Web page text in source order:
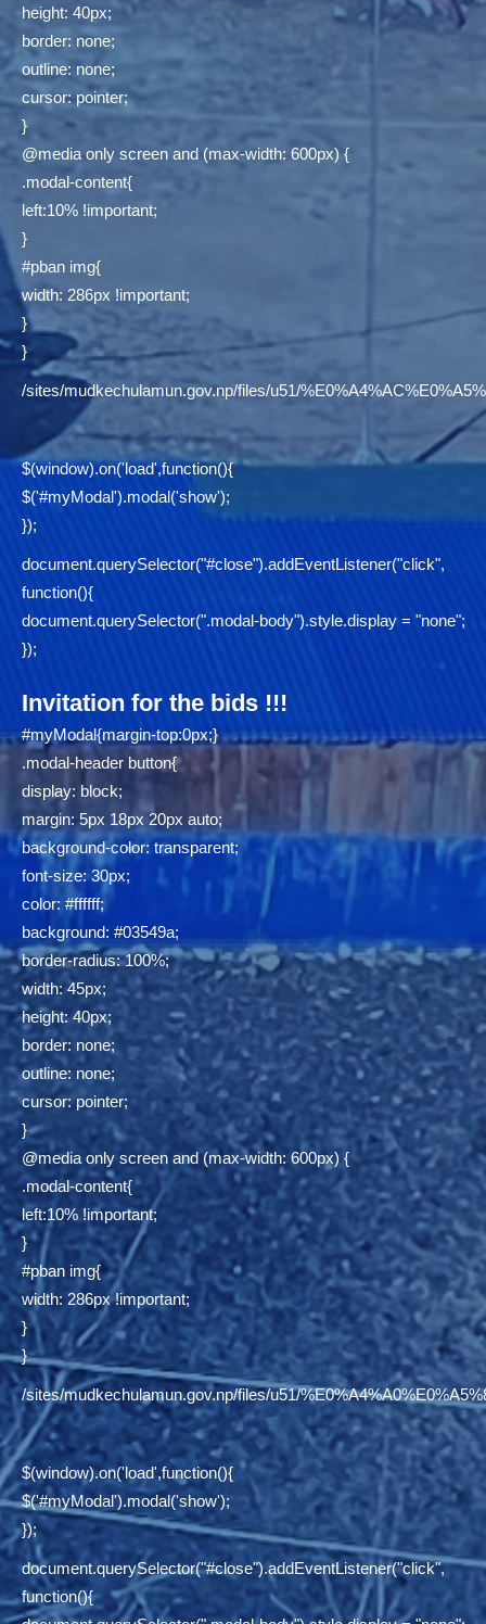
height: 40px;
border: none;
outline: none;
cursor: pointer;
}
@media only screen and (max-width: 600px) {
.modal-content{
left:10% !important;
}
#pban img{
width: 286px !important;
}
}
/sites/mudkechulamun.gov.np/files/u51/
$(window).on('load',function(){
$('#myModal').modal('show');
});
document.querySelector("#close").addEventListener("click",
function(){
document.querySelector(".modal-body").style.display = "none";
});
Invitation for the bids !!!
#myModal{margin-top:0px;}
.modal-header button{
display: block;
margin: 5px 18px 20px auto;
background-color: transparent;
font-size: 30px;
color: #ffffff;
background: #03549a;
border-radius: 100%;
width: 45px;
height: 40px;
border: none;
outline: none;
cursor: pointer;
}
@media only screen and (max-width: 600px) {
.modal-content{
left:10% !important;
}
#pban img{
width: 286px !important;
}
}
/sites/mudkechulamun.gov.np/files/u51/
$(window).on('load',function(){
$('#myModal').modal('show');
});
document.querySelector("#close").addEventListener("click",
function(){